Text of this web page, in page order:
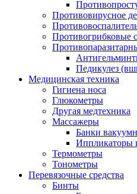
Противовирусное
Противогрибковые
Педикулез
Медицинская техника
Гигиена носа
Глюкометры
Другая медтехника
Массажеры
Банки
Иппликаторы
Термометры
Тонометры
Перевязочные средства
Бинты